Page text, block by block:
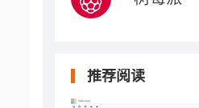
推荐阅读